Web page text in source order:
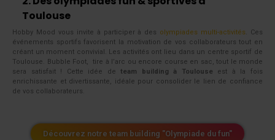
Toulouse
Hobby Mood vous invite à participer à des olympiades multi-activités . Ces
événements sportifs favorisent la motivation de vos collaborateurs tout en
créant un moment convivial. Les activités ont lieu dans un centre sportif de
Toulouse. Bubble Foot, tire à l’arc ou encore course en sac, tout le monde
sera satisfait ! Cette idée deteam building à Toulouse est à la fois
enrichissante et divertissante, idéale pour consolider le lien de confiance
de vos collaborateurs.
Découvrez notre team building "Olympiade du fun"